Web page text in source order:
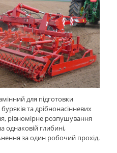
для підготовки
та дрібнонасінневих
рівномірне розпушування
однаковій глибині,
за один робочий прохід.